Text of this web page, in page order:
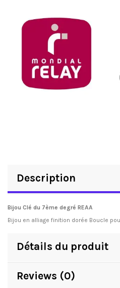
Description
Bijou Clé du 7ème degré REAA
Bijou en alliage finition dorée Boucle
Détails du produit
Reviews (0)